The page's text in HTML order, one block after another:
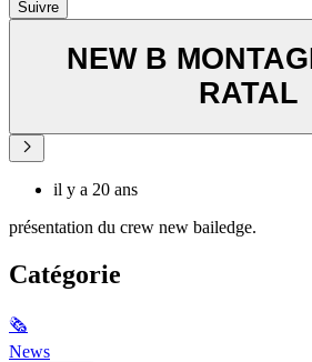
Suivre
NEW B
RATAL
il y a 20 ans
présentation du crew new bailedge.
Catégorie
🗞
News